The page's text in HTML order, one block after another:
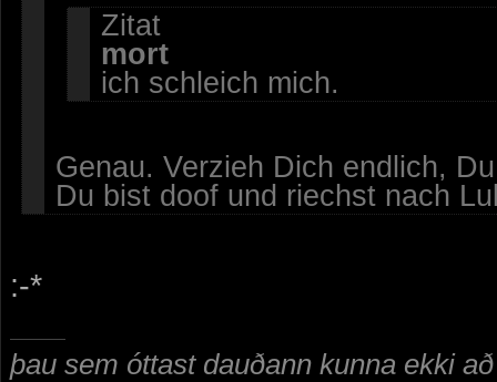
Zitat
mort
ich schleich mich.
Genau. Verzieh Dich endlich,
Du bist doof und riechst nach
:-*
þau sem óttast dauðann kunna ekki